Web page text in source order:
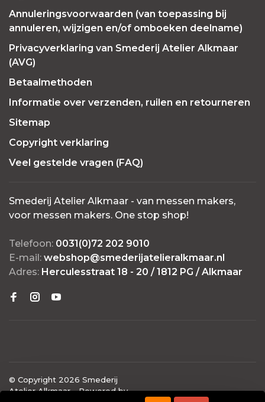
Annuleringsvoorwaarden (van toepassing bij
annuleren, wijzigen en/of omboeken deelname)
Privacyverklaring van Smederij Atelier Alkmaar
(AVG)
Betaalmethoden
Informatie over verzenden, ruilen en retourneren
Sitemap
Copyright verklaring
Veel gestelde vragen (FAQ)
Smederij Atelier Alkmaar - van messen makers,
voor messen makers. One stop shop!
Telefoon: 0031(0)72 202 9010
E-mail: webshop@smederijatelieralkmaar.nl
Adres: Herculesstraat 18 - 20 / 1812 PG / Alkmaar
© Copyright 2026 Smederij
Atelier Alkmaar- Powered by